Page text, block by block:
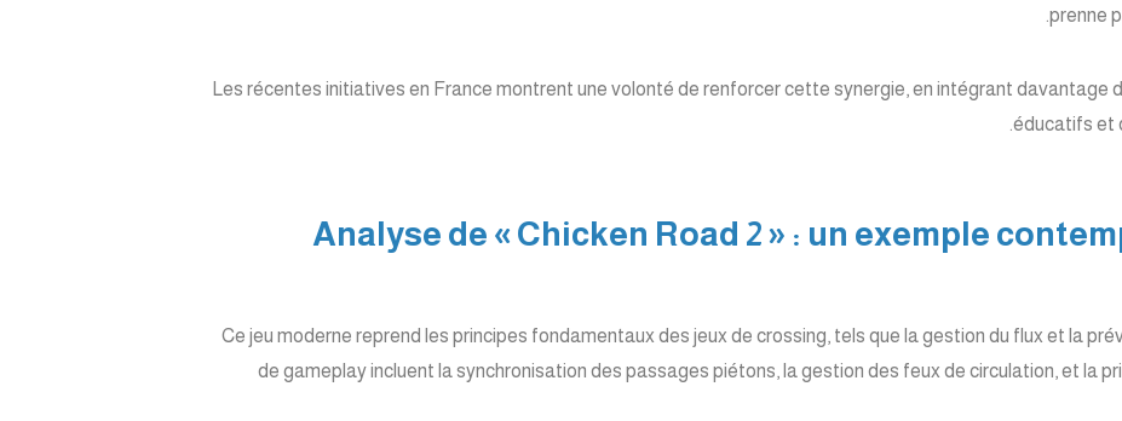
prenne
Les récentes initiatives en France montrent une volonté de renforcer cette synergie, en intégrant davantage
éducatifs et
7. Analyse de « Chicken Road 2 » : un exemple
Ce jeu moderne reprend les principes fondamentaux des jeux de crossing, tels que la gestion du flux et la
de gameplay incluent la synchronisation des passages piétons, la gestion des feux de circulation, et la